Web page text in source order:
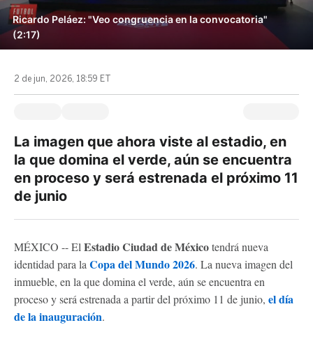
Ricardo Peláez: "Veo congruencia en la convocatoria"
(2:17)
2 de jun, 2026, 18:59 ET
La imagen que ahora viste al estadio, en
la que domina el verde, aún se encuentra
en proceso y será estrenada el próximo 11
de junio
MÉXICO -- El Estadio Ciudad de Méxicotendrá nueva
identidad para la Copa del Mundo 2026. La nueva imagen del
inmueble, en la que domina el verde, aún se encuentra en
proceso y será estrenada a partir del próximo 11 de junio, el día
de la inauguración.